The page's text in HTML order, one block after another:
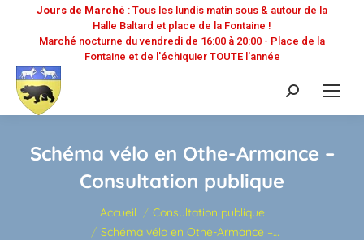
Jours de Marché : Tous les lundis matin sous & autour de la
Halle Baltard et place de la Fontaine !
Marché nocturne du vendredi de 16:00 à 20:00 - Place de la
Fontaine et de l'échiquier TOUTE l'année
Recherche
:
Schéma vélo en Othe-Armance –
Consultation publique
Accueil
Consultation publique
Schéma vélo en Othe-Armance –…